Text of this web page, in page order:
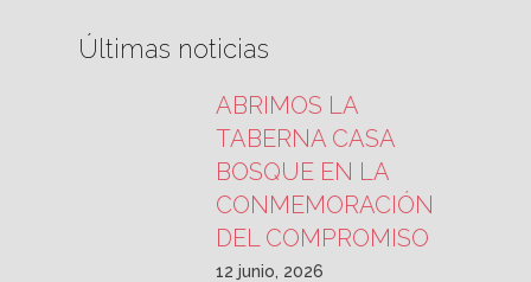
Últimas noticias
ABRIMOS LA
TABERNA CASA
BOSQUE EN LA
CONMEMORACIÓN
DEL COMPROMISO
12 junio, 2026